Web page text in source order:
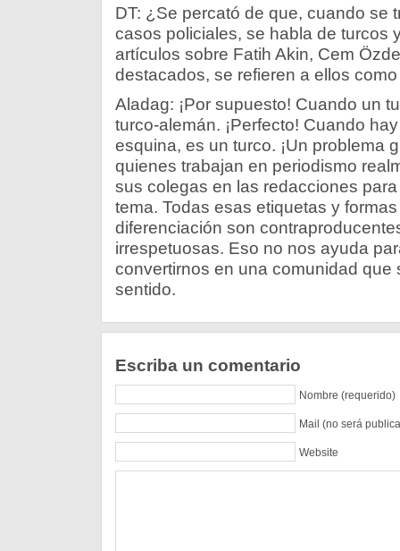
DT: ¿Se percató de que, cuando se
casos policiales, se habla de turcos
artículos sobre Fatih Akin, Cem
destacados, se refieren a ellos
Aladag: ¡Por supuesto! Cuando un
turco-alemán. ¡Perfecto! Cuando
esquina, es un turco. ¡Un problema
quienes trabajan en periodismo
sus colegas en las redacciones
tema. Todas esas etiquetas y
diferenciación son
irrespetuosas. Eso no nos ayuda
convertirnos en una comunidad que
sentido.
Escriba un comentario
Nombre (requerido)
Mail (no será
Website